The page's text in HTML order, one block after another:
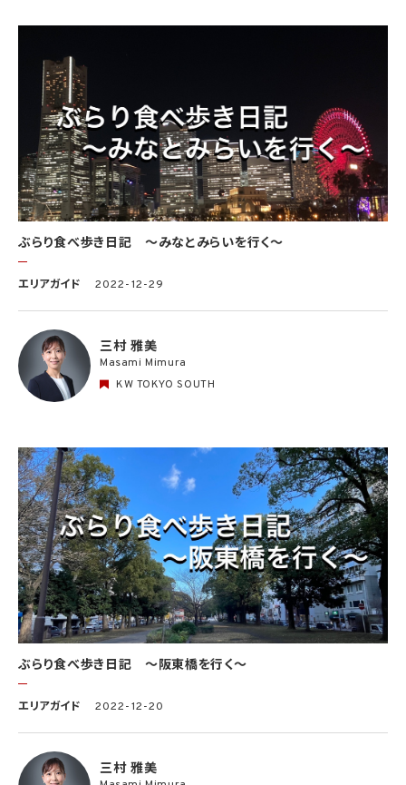
ぶらり食べ歩き日記 〜みなとみらいを行く〜
エリアガイド 2022-12-29
三村 雅美
Masami Mimura
KW TOKYO SOUTH
ぶらり食べ歩き日記 〜阪東橋を行く〜
エリアガイド 2022-12-20
三村 雅美